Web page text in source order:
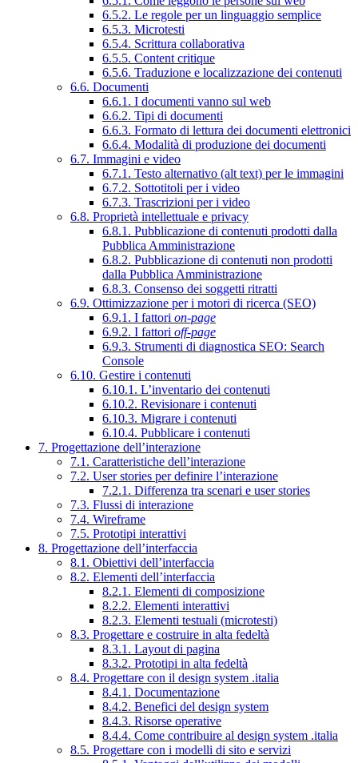
6.5.2. Le regole per un linguaggio semplice
6.5.3. Microtesti
6.5.4. Scrittura collaborativa
6.5.5. Content critique
6.5.6. Traduzione e localizzazione dei contenuti
6.6. Documenti
6.6.1. I documenti vanno sul web
6.6.2. Tipi di documenti
6.6.3. Formato di lettura dei documenti elettronici
6.6.4. Modalità di produzione dei documenti
6.7. Immagini e video
6.7.1. Testo alternativo (alt text) per le immagini
6.7.2. Sottotitoli per i video
6.7.3. Trascrizioni per i video
6.8. Proprietà intellettuale e privacy
6.8.1. Pubblicazione di contenuti prodotti dalla
Pubblica Amministrazione
6.8.2. Pubblicazione di contenuti non prodotti
dalla Pubblica Amministrazione
6.8.3. Consenso dei soggetti ritratti
6.9. Ottimizzazione per i motori di ricerca (SEO)
6.9.1. I fattori on-page
6.9.2. I fattori off-page
6.9.3. Strumenti di diagnostica SEO: Search
Console
6.10. Gestire i contenuti
6.10.1. L’inventario dei contenuti
6.10.2. Revisionare i contenuti
6.10.3. Migrare i contenuti
6.10.4. Pubblicare i contenuti
7. Progettazione dell’interazione
7.1. Caratteristiche dell’interazione
7.2. User stories per definire l’interazione
7.2.1. Differenza tra scenari e user stories
7.3. Flussi di interazione
7.4. Wireframe
7.5. Prototipi interattivi
8. Progettazione dell’interfaccia
8.1. Obiettivi dell’interfaccia
8.2. Elementi dell’interfaccia
8.2.1. Elementi di composizione
8.2.2. Elementi interattivi
8.2.3. Elementi testuali (microtesti)
8.3. Progettare e costruire in alta fedeltà
8.3.1. Layout di pagina
8.3.2. Prototipi in alta fedeltà
8.4. Progettare con il design system .italia
8.4.1. Documentazione
8.4.2. Benefici del design system
8.4.3. Risorse operative
8.4.4. Come contribuire al design system .italia
8.5. Progettare con i modelli di sito e servizi